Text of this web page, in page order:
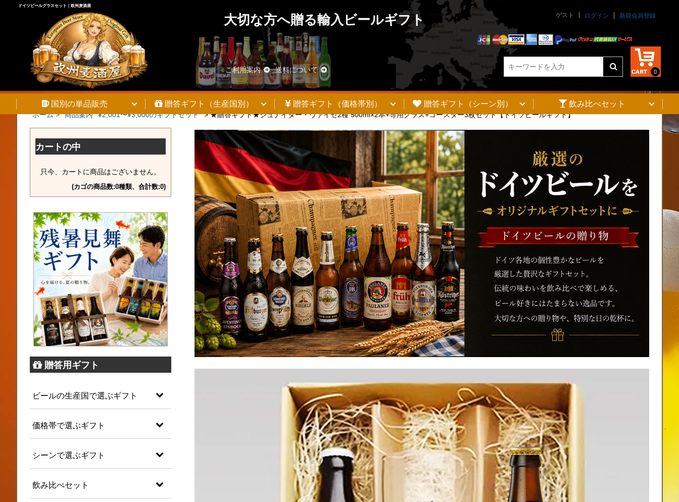
ドイツビールグラスセット｜欧州麦酒屋
大切な方へ贈る輸入ビールギフト ゲスト ログイン 新規会員登録
0
ご利用案内 送料について
国別の単品販売 贈答ギフト（生産国別） 贈答ギフト（価格帯別） 贈答ギフト（シーン別） 飲み比べセット
ホーム > 商品案内 ¥2,001〜¥3,000のギフトセット >★贈答ギフト★シュナイダー・ヴァイセ2種 500ml×2本+専用グラス+コースター3枚セット【ドイツビールギフト】
カートの中
只今、カートに商品はございません。
(カゴの商品数:0種類、合計数:0)
贈答用ギフト
ビールの生産国で選ぶギフト
価格帯で選ぶギフト
シーンで選ぶギフト
飲み比べセット